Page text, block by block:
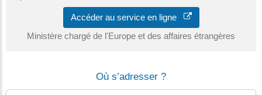
Accéder au service en ligne
Ministère chargé de l'Europe et des affaires étrangères
Où s’adresser ?